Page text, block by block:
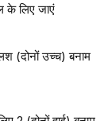
के लिए जाएं
(दोनों उच्च) बनाम